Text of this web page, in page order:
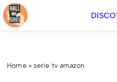
Vai
Home» serie tv amazon